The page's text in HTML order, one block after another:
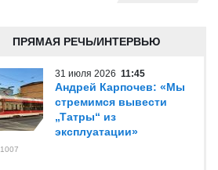
ПРЯМАЯ РЕЧЬ/ИНТЕРВЬЮ
31 июля 2026 11:45
Андрей Карпочев: «Мы
стремимся вывести
„Татры“ из
эксплуатации»
1007